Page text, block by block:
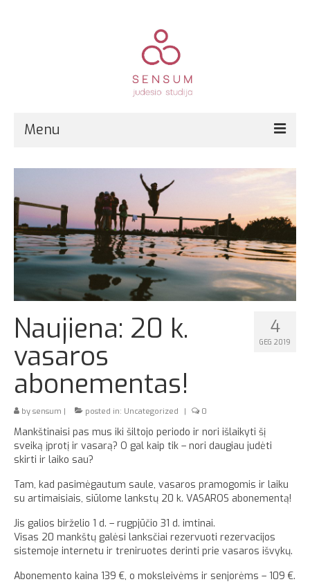
Menu
Pirmą kartą?
Grupinės treniruotės
Kitos paslaugos
Registracija
Apie
4
GEG 2019
Naujiena: 20 k.
vasaros
abonementas!
by sensum | posted in: Uncategorized | 0
Mankštinaisi pas mus iki šiltojo periodo ir nori išlaikyti šį
sveiką įprotį ir vasarą? O gal kaip tik – nori daugiau judėti
skirti ir laiko sau?
Tam, kad pasimėgautum saule, vasaros pramogomis ir laiku
su artimaisiais, siūlome lankstų 20 k. VASAROS abonementą!
Jis galios birželio 1 d. – rugpjūčio 31 d. imtinai.
Visas 20 mankštų galėsi lanksčiai rezervuoti rezervacijos
sistemoje internetu ir treniruotes derinti prie vasaros išvykų.
Abonemento kaina 139 €, o moksleivėms ir senjorėms – 109 €.